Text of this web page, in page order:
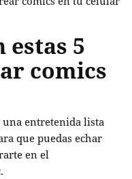
5
comics
una entretenida lista
que puedas echar
en el